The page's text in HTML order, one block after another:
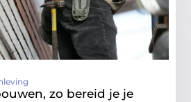
zo bereid je je